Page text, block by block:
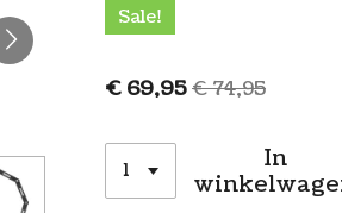
Sale!
€ 69,95€ 74,95
In